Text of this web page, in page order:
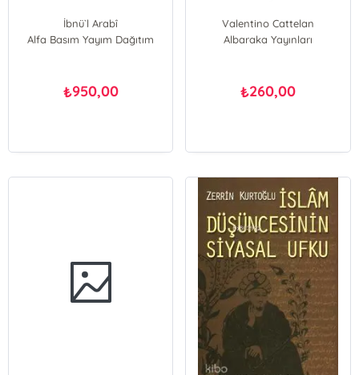
İbnü`l Arabî
Alfa Basım Yayım Dağıtım
₺950,00
Valentino Cattelan
Albaraka Yayınları
₺260,00